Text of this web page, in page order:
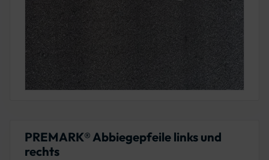
PREMARK® Abbiegepfeile links und
rechts